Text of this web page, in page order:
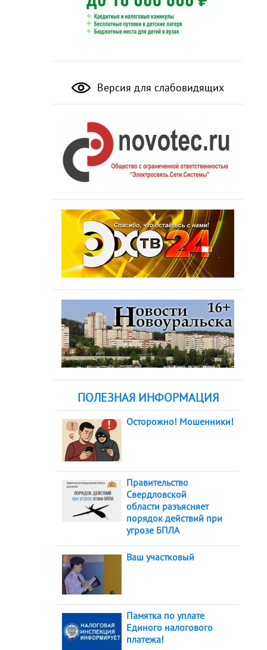
Версия для слабовидящих
ПОЛЕЗНАЯ ИНФОРМАЦИЯ
Осторожно! Мошенники!
Правительство
Свердловской
области разъясняет
порядок действий при
угрозе БПЛА
Ваш участковый
Памятка по уплате
Единого налогового
платежа!